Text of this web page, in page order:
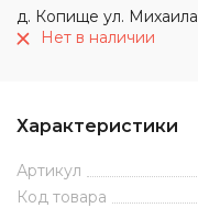
д. Копище ул.
Нет в наличии
Характеристики
Артикул
Код товара